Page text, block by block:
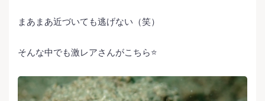
まあまあ近づいても逃げない（笑）
そんな中でも激レアさんがこちら⭐️